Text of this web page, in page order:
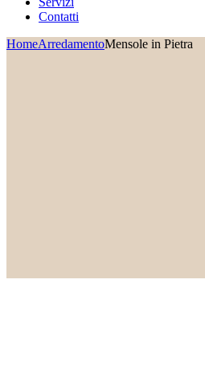
Contatti
HomeArredamentoMensole in Pietra